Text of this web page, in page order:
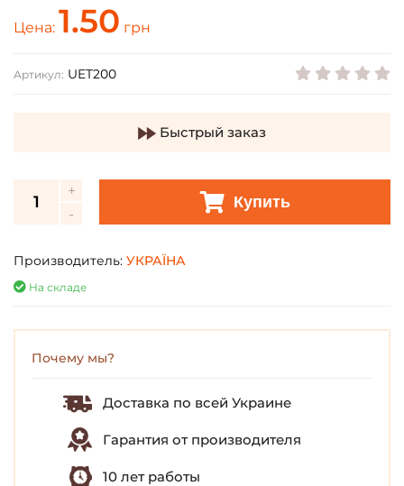
Цена: 1.50 грн
Артикул: UET200
Быстрый заказ
Купить
Производитель: УКРАЇНА
На складе
Почему мы?
Доставка по всей Украине
Гарантия от производителя
10 лет работы